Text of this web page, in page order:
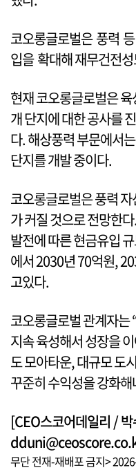
코오롱글로벌은 풍력
입을 확대해 재무건전
현재 코오롱글로벌은
개 단지에 대한 공사를
다. 해상풍력 부문에서
단지를 개발 중이다.
코오롱글로벌은 풍력
가 커질 것으로 전망한
발전에 따른 현금유입
에서 2030년 70억원,
고있다.
코오롱글로벌 관계자는
지속 육성해서 성장을
도 모아타운, 대규모 도
꾸준히 수익성을 강화
[CEO스코어데일리 /
무단 전재-재배포 금지>